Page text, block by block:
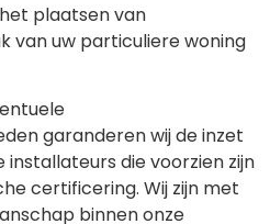
plaatsen van
van uw particuliere woning
garanderen wij de inzet
die voorzien zijn
certificering. Wij zijn met
binnen onze